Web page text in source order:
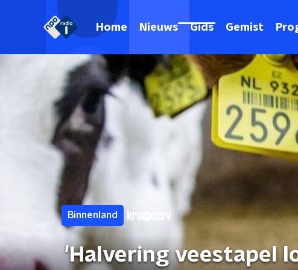
Home Nieuws Gids Gemist
Binnenland
'Halvering veestapel